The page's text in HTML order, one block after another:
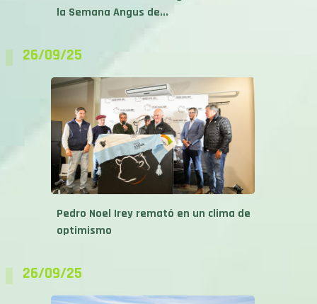
la Semana Angus de...
26/09/25
Pedro Noel Irey remató en un clima de
optimismo
26/09/25